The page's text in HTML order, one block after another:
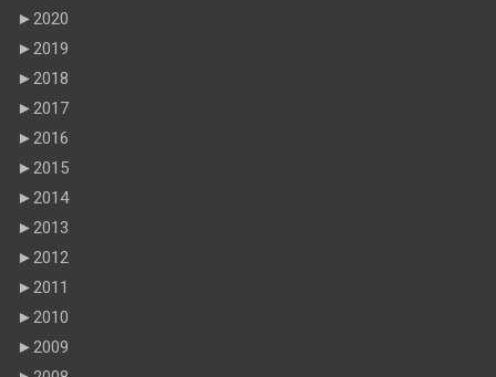
► 2020
► 2019
► 2018
► 2017
► 2016
► 2015
► 2014
► 2013
► 2012
► 2011
► 2010
► 2009